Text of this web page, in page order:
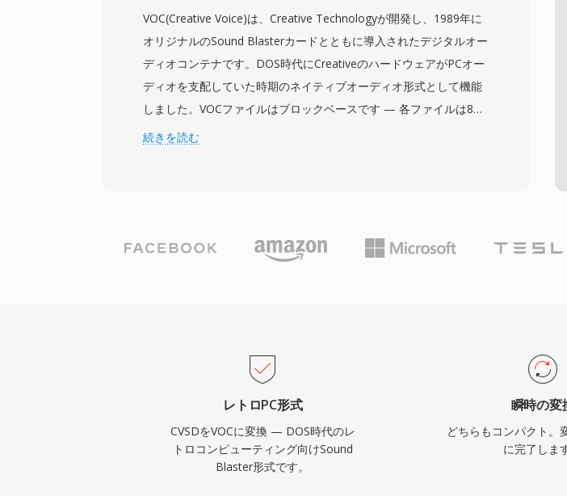
ットのエラーはローカルサンプルにのみ影響し、フレーム全体を破
損しません。SoXはソフトウェアでのエンコーディングとデコーデ
ィングをサポートしており、軍事アーカイブやビンテージ通信イン
フラのレガシーCVSD録音を最新システムで扱えます。
VOC(Creative Voice)は、Creative Technologyが開発し、1989年に
オリジナルのSound Blasterカードとともに導入されたデジタルオー
ディオコンテナです。DOS時代にCreativeのハードウェアがPCオー
ディオを支配していた時期のネイティブオーディオ形式として機能
しました。VOCファイルはブロックベースです — 各ファイルは8ビ
ット符号なしPCM、4ビットおよび2.6ビットCreative ADPCM、16
め細かな制御を提供しました。注目すべき利点はハードウェアレベ
ルのデコーディングでした — Sound BlasterカードがDMA転送を介
ともに、VOCは徐々に主流から姿を消しましたが、レトロゲームの
保存やビンテージPCオーディオアーカイブの作業に携わる方にとっ
て依然として重要です。
続きを読む
レトロPC形式
CVSDをVOCに変換 — DOS時代のレ
トロコンピューティング向けSound
Blaster形式です。
瞬時の変
どちらもコンパクト。
に完了しま